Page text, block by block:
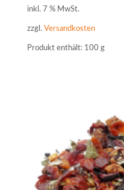
inkl. 7 % MwSt.
zzgl. Versandkosten
Produkt enthält: 100 g